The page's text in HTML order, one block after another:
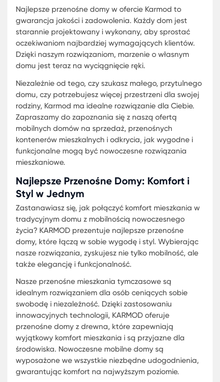
konfiguracje, co sprawia, że wybór idealnego
jest prosty i przyjemny.
Przenośne Kontenery Mieszkalne:
Mieszkanie z Wszystkimi
Udogodnieniami
Przenośne Kontenery Mieszkalne: Mieszkanie z
Wszystkimi Udogodnieniami
Karmod stawia na innowacje i jakość. Nasze
przenośne kontenery mieszkalne są wyposażone
wszystkie niezbędne udogodnienia, oferując
i komfort na najwyższym poziomie. Zastosowanie
najwyższej jakości gwarantuje, że nasze
trwałe i odpornie na różne warunki
Mobilne domy na sprzedaż od Karmod są
różnych wariantach – od kompaktowych
idealnych dla singli lub par, po przestronne
konstrukcje, które z powodzeniem mogą
większe rodziny. Dzięki modułowej budowie,
również możliwość dostosowania przestrzeni
indywidualnych potrzeb i preferencji
Tymczasowe Domy Modułowe Ceny:
Oszczędzaj z Nami
Rozwiązania oferowane przez Karmod są nie
nowoczesne i komfortowe, ale również
Oferujemy tymczasowe domy modułowe ceny,